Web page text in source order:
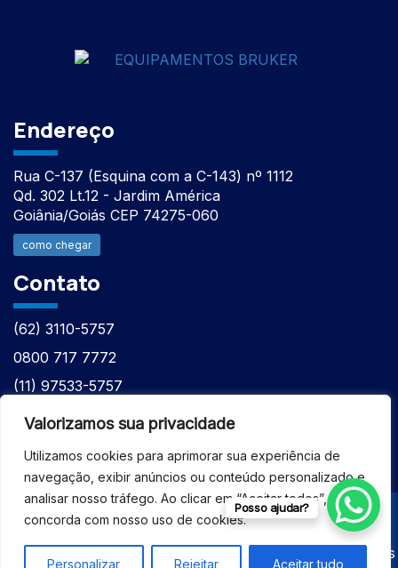
Valorizamos sua privacidade
Utilizamos cookies para aprimorar sua experiência de
navegação, exibir anúncios ou conteúdo personalizado e
analisar nosso tráfego. Ao clicar em “Aceitar todos”, você
concorda com nosso uso de cookies.
Personalizar Rejeitar Aceitar tudo
Endereço
Rua C-137 (Esquina com a C-143) nº 1112
Qd. 302 Lt.12 - Jardim América
Goiânia/Goiás CEP 74275-060
como chegar
Contato
(62) 3110-5757
0800 717 7772
(11) 97533-5757
(62) 98610-7777
© 2026 - ASSISTÊNCIA TÉCNICA ESPECIALIZADA
EQUIPAMENTOS BRUKER - Todos os direitos reservados
Posso ajudar?